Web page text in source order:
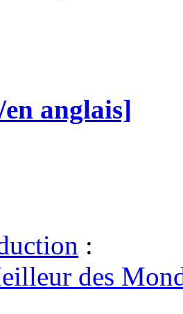
anglais]
:
des